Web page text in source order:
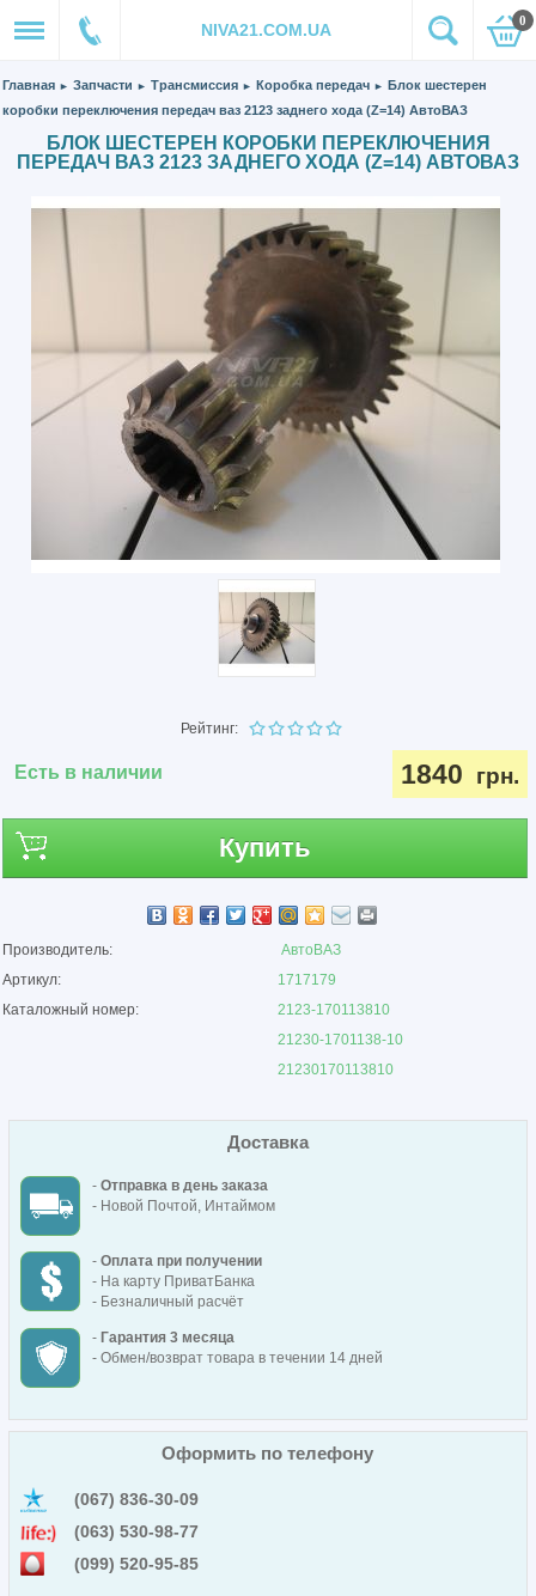
NIVA21.COM.UA 0
Главная ► Запчасти ► Трансмиссия ► Коробка передач ► Блок шестерен
коробки переключения передач ваз 2123 заднего хода (Z=14) АвтоВАЗ
БЛОК ШЕСТЕРЕН КОРОБКИ ПЕРЕКЛЮЧЕНИЯ
ПЕРЕДАЧ ВАЗ 2123 ЗАДНЕГО ХОДА (Z=14) АВТОВАЗ
Рейтинг:
Есть в наличии 1840 грн.
Купить
Производитель:
АвтоВАЗ
Артикул:
1717179
Каталожный номер:
2123-170113810
21230-1701138-10
21230170113810
Доставка
- Отправка в день заказа
- Новой Почтой, Интаймом
- Оплата при получении
- На карту ПриватБанка
- Безналичный расчёт
- Гарантия 3 месяца
- Обмен/возврат товара в течении 14 дней
Оформить по телефону
(067) 836-30-09
(063) 530-98-77
(099) 520-95-85